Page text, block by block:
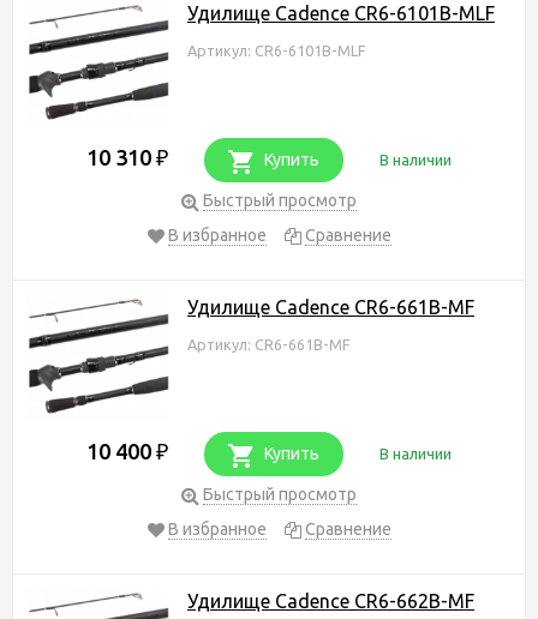
Удилище Cadence CR6-6101B-MLF
Артикул: CR6-6101B-MLF
10 310 ₽ Купить В наличии
Быстрый просмотр
В избранное
Сравнение
Удилище Cadence CR6-661B-MF
Артикул: CR6-661B-MF
10 400 ₽ Купить В наличии
Быстрый просмотр
В избранное
Сравнение
Удилище Cadence CR6-662B-MF